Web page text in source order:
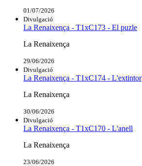
01/07/2026
Divulgació
La Renaixença - T1xC173 - El puzle
La Renaixença
29/06/2026
Divulgació
La Renaixença - T1xC174 - L'extintor
La Renaixença
30/06/2026
Divulgació
La Renaixença - T1xC170 - L'anell
La Renaixença
23/06/2026